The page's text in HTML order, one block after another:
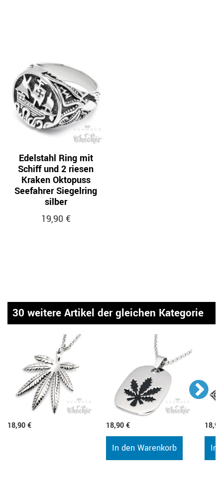
Edelstahl Ring mit
Schiff und 2 riesen
Kraken Oktopuss
Seefahrer Siegelring
silber
19,90 €
30 weitere Artikel der gleichen Kategorie
18,90 € 18,90 €
In den Warenkorb In